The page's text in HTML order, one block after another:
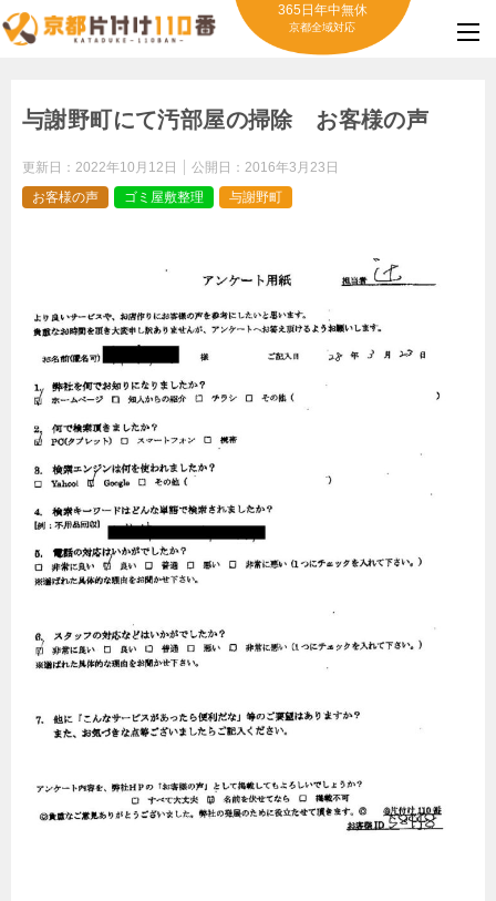
365日年中無休
京都全域対応
与謝野町にて汚部屋の掃除 お客様の声
更新日： 2022年10月12日 公開日： 2016年3月23日
お客様の声
ゴミ屋敷整理 与謝野町